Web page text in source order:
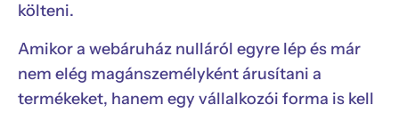
költeni.
Amikor a webáruház nulláról egyre lép és már
nem elég magánszemélyként árusítani a
termékeket, hanem egy vállalkozói forma is kell